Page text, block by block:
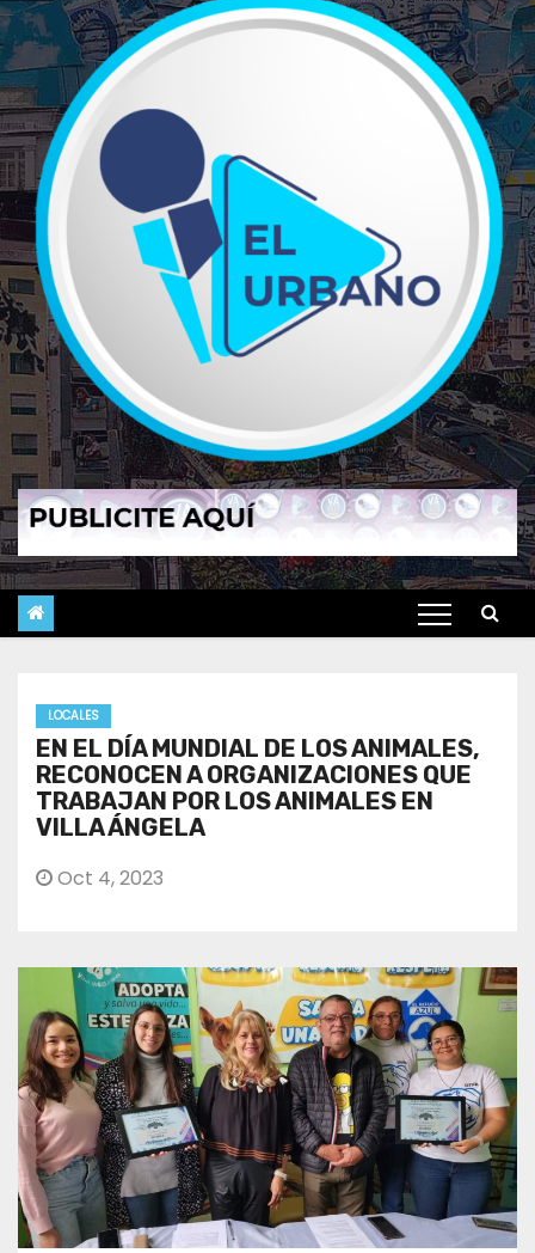
LOCALES
EN EL DÍA MUNDIAL DE LOS ANIMALES,
RECONOCEN A ORGANIZACIONES QUE
TRABAJAN POR LOS ANIMALES EN
VILLA ÁNGELA
Oct 4, 2023